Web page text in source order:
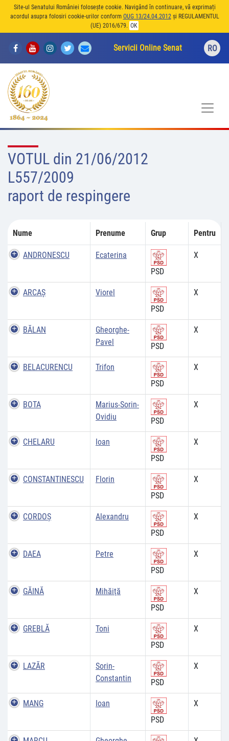
Site-ul Senatului României folosește cookie. Navigând în continuare, vă exprimați
acordul asupra folosiri cookie-urilor conform OUG 13/24.04.2012și REGULAMENTUL
(UE) 2016/679. OK
Servicii Online Senat RO
VOTUL din 21/06/2012
L557/2009
raport de respingere
Nume Prenume Grup Pentru
ANDRONESCU
Ecaterina
PSD
X
ARCAŞ
Viorel
PSD
X
BĂLAN
Gheorghe-
Pavel
PSD
X
BELACURENCU
Trifon
PSD
X
BOTA
Marius-Sorin-
Ovidiu
PSD
X
CHELARU
Ioan
PSD
X
CONSTANTINESCU
Florin
PSD
X
CORDOŞ
Alexandru
PSD
X
DAEA
Petre
PSD
X
GĂINĂ
Mihăiţă
PSD
X
GREBLĂ
Toni
PSD
X
LAZĂR
Sorin-
Constantin
PSD
X
MANG
Ioan
PSD
X